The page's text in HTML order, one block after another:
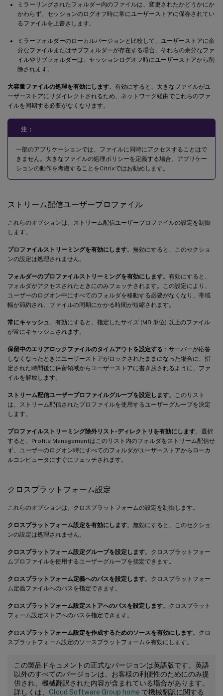
ミラーリングされたフォルダー内のファイルは、変更されたかどうかにか
かわらず、セッションのログオフ時に常にユーザーストアに保存されてい
るファイルを上書きします。
ミラーフォルダーのローカルバージョンと比較して、ユーザーストアに余
分なファイルまたはサブフォルダーが存在する場合、それらの余分なファ
イルやサブフォルダーは、セッションログオフ時にユーザーストアから削
除されます。
大容量ファイルの処理を有効にします。有効にすると、大きなファイルがユ
ーザーストアにリダイレクトされるため、ネットワーク経由でこれらのファ
イルを同期する必要がなくなります。
注：
一部のアプリケーションでは、ファイルに同時にアクセスすることはで
きません。大きなファイルの処理ポリシーを定義する場合、アプリケー
ションの動作を考慮することをCitrixではお勧めします。
ストリーム配信ユーザープロファイル
これらのオプションは、ストリーム配信ユーザープロファイルの設定を制御
します。
プロファイルストリーミングを有効にします。無効にすると、このセクショ
ンの設定は処理されません。
フォルダーのプロファイルストリーミングを有効にします。有効にすると、
フォルダがアクセスされたときにのみフェッチされます。この設定により、
ユーザーのログオン中にすべてのフォルダを移動する必要がなくなり、帯域
幅が節約され、ファイルの同期にかかる時間が短縮されます。
常にキャッシュ 。有効にすると、指定したサイズ (MB 単位) 以上のファイル
が常にキャッシュされます。
保留中のエリアロックファイルのタイムアウトを設定する ：サーバーが応答
しなくなったときにユーザーストアがロックされたままになった場合に、指
定された時間後に保留領域からユーザーストアに書き戻されるように、ファ
イルを解放します。
ストリーム配信ユーザープロファイルグループを設定します。このリスト
は、ストリーム配信されたプロファイルを使用するユーザーグループを決定
します。
プロファイルストリーミング除外リスト-ディレクトリを有効にします。選択
すると、Profile Managementはこのリスト内のフォルダをストリーム配信せ
ず、ユーザーのログオン時にすべてのフォルダがユーザーストアからローカ
ルコンピュータにすぐにフェッチされます。
クロスプラットフォーム設定
これらのオプションは、クロスプラットフォームの設定を制御します。
クロスプラットフォーム設定を有効にします。無効にすると、このセクショ
ンの設定は処理されません。
クロスプラットフォーム設定グループを設定します。クロスプラットフォー
ムプロファイルを使用するユーザーグループを指定できます。
クロスプラットフォーム定義へのパスを設定します。クロスプラットフォー
ム定義ファイルへのパスを指定できます。
クロスプラットフォーム設定ストアへのパスを設定します。クロスプラット
フォーム設定ストアへのパスを指定できます。
クロスプラットフォーム設定を作成するためのソースを有効にします。クロ
スプラットフォーム設定のソースプラットフォームを有効にします。
この製品ドキュメントの正式なバージョンは英語版です。英語
以外のすべてのバージョンは、お客様の利便性のためにのみ提
供され、機械翻訳された内容が含まれている場合があります。
詳しくは、 Cloud Software Group home で機械翻訳に関する